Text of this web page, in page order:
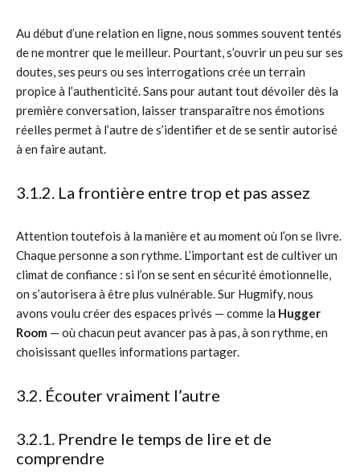
Au début d’une relation en ligne, nous sommes souvent tentés
de ne montrer que le meilleur. Pourtant, s’ouvrir un peu sur ses
doutes, ses peurs ou ses interrogations crée un terrain
propice à l’authenticité. Sans pour autant tout dévoiler dès la
première conversation, laisser transparaître nos émotions
réelles permet à l’autre de s’identifier et de se sentir autorisé
à en faire autant.
3.1.2. La frontière entre trop et pas assez
Attention toutefois à la manière et au moment où l’on se livre.
Chaque personne a son rythme. L’important est de cultiver un
climat de confiance : si l’on se sent en sécurité émotionnelle,
on s’autorisera à être plus vulnérable. Sur Hugmify, nous
avons voulu créer des espaces privés — comme la Hugger
Room — où chacun peut avancer pas à pas, à son rythme, en
choisissant quelles informations partager.
3.2. Écouter vraiment l’autre
3.2.1. Prendre le temps de lire et de
comprendre